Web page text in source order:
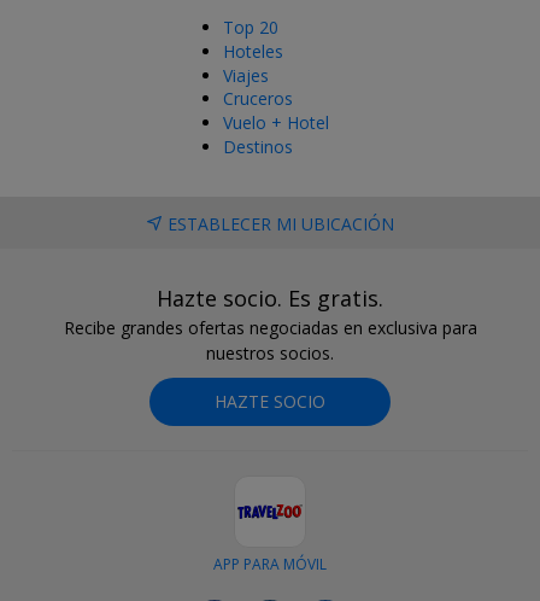
Top 20
Hoteles
Viajes
Cruceros
Vuelo + Hotel
Destinos
ESTABLECER MI UBICACIÓN
Hazte socio. Es gratis.
Recibe grandes ofertas negociadas en exclusiva para
nuestros socios.
HAZTE SOCIO
APP PARA MÓVIL